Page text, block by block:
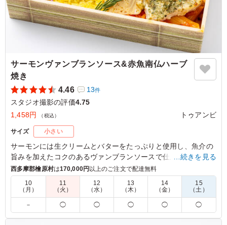
サーモンヴァンブランソース&赤魚南仏ハーブ
焼き
4.46
13件
スタジオ撮影の評価4.75
1,458円
（税込） トゥアンビ
サイズ 小さい
サーモンには生クリームとバターをたっぷりと使用し、魚介の
旨みを加えたコクのあるヴァンブランソースで仕上げました。
淡白な白身魚の赤魚には数種のハーブを加えた香草パン粉をま
ぶし、オーブンで焼き上げました。お魚が贅沢にも2種も味わ
える、お魚好きにはたまらないお弁当です。海鮮パエリアと共
にお召し上がりください。
※ご飯の種類を下記プルダウンよりお選びください。
…続きを見る
西多摩郡檜原村は170,000円以上のご注文で配達無料
10
（月）
11
（火）
12
（水）
13
（木）
14
（金）
15
（土）
－ ◯ ◯ ◯ ◯ ◯